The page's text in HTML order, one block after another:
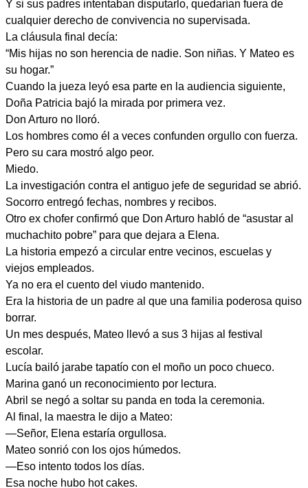
Y si sus padres intentaban disputarlo, quedarían fuera de
cualquier derecho de convivencia no supervisada.
La cláusula final decía:
“Mis hijas no son herencia de nadie. Son niñas. Y Mateo es
su hogar.”
Cuando la jueza leyó esa parte en la audiencia siguiente,
Doña Patricia bajó la mirada por primera vez.
Don Arturo no lloró.
Los hombres como él a veces confunden orgullo con fuerza.
Pero su cara mostró algo peor.
Miedo.
La investigación contra el antiguo jefe de seguridad se abrió.
Socorro entregó fechas, nombres y recibos.
Otro ex chofer confirmó que Don Arturo habló de “asustar al
muchachito pobre” para que dejara a Elena.
La historia empezó a circular entre vecinos, escuelas y
viejos empleados.
Ya no era el cuento del viudo mantenido.
Era la historia de un padre al que una familia poderosa quiso
borrar.
Un mes después, Mateo llevó a sus 3 hijas al festival
escolar.
Lucía bailó jarabe tapatío con el moño un poco chueco.
Marina ganó un reconocimiento por lectura.
Abril se negó a soltar su panda en toda la ceremonia.
Al final, la maestra le dijo a Mateo:
—Señor, Elena estaría orgullosa.
Mateo sonrió con los ojos húmedos.
—Eso intento todos los días.
Esa noche hubo hot cakes.